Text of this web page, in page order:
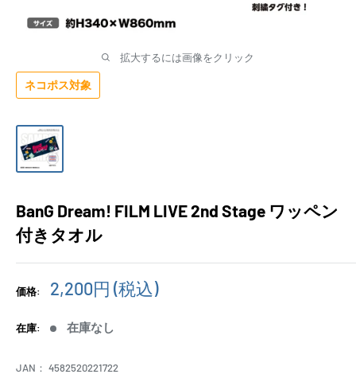
拡大するには画像をクリック
ネコポス対象
BanG Dream! FILM LIVE 2nd Stage ワッペン
付きタオル
価格:
販
価
2,200円 (税込)
在庫: 在庫なし
JAN： 4582520221722